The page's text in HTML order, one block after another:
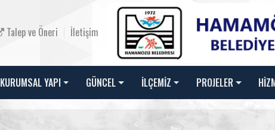
Talep ve Öneri İletişim
KURUMSAL YAPI GÜNCEL İLÇEMİZ PROJELER